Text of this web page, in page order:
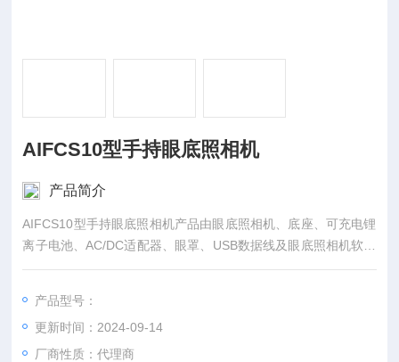
AIFCS10型手持眼底照相机
产品简介
AIFCS10型手持眼底照相机产品由眼底照相机、底座、可充电锂
离子电池、AC/DC适配器、眼罩、USB数据线及眼底照相机软件
组成。
产品型号：
更新时间：2024-09-14
厂商性质：代理商